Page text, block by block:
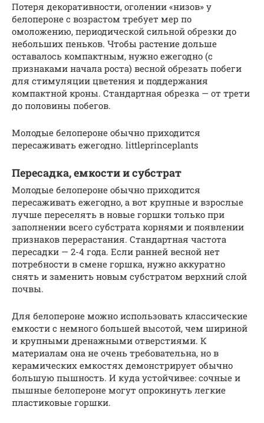
Потеря декоративности, оголении «низов» у
белопероне с возрастом требует мер по
омоложению, периодической сильной обрезки до
небольших пеньков. Чтобы растение дольше
оставалось компактным, нужно ежегодно (с
признаками начала роста) весной обрезать побеги
для стимуляции цветения и поддержания
компактной кроны. Стандартная обрезка — от трети
до половины побегов.
Молодые белопероне обычно приходится
пересаживать ежегодно. littleprinceplants
Пересадка, емкости и субстрат
Молодые белопероне обычно приходится
пересаживать ежегодно, а вот крупные и взрослые
лучше переселять в новые горшки только при
заполнении всего субстрата корнями и появлении
признаков перерастания. Стандартная частота
пересадки — 2-4 года. Если ранней весной нет
потребности в смене горшка, нужно аккуратно
снять и заменить новым субстратом верхний слой
почвы.
Для белопероне можно использовать классические
емкости с немного большей высотой, чем шириной
и крупными дренажными отверстиями. К
материалам она не очень требовательна, но в
керамических емкостях демонстрирует обычно
большую пышность. И куда устойчивее: сочные и
пышные белопероне могут опрокинуть легкие
пластиковые горшки.